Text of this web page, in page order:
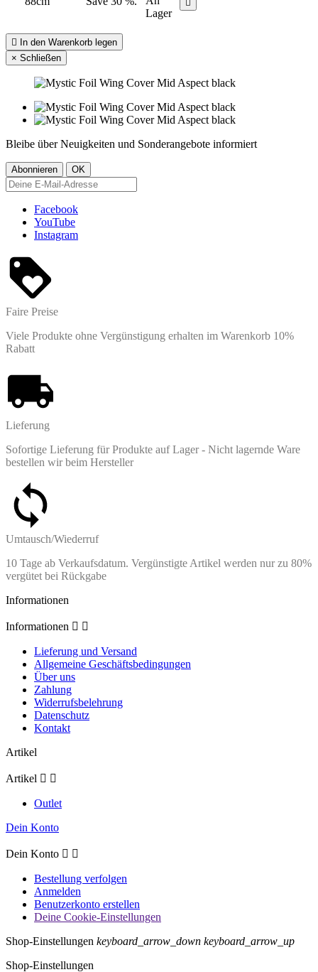
Lager
 In den Warenkorb legen
× Schließen
Bleibe über Neuigkeiten und Sonderangebote informiert
Facebook
YouTube
Instagram
Faire Preise
Viele Produkte ohne Vergünstigung erhalten im Warenkorb 10%
Rabatt
Lieferung
Sofortige Lieferung für Produkte auf Lager - Nicht lagernde Ware
bestellen wir beim Hersteller
Umtausch/Wiederruf
10 Tage ab Verkaufsdatum. Vergünstigte Artikel werden nur zu 80%
vergütet bei Rückgabe
Informationen
Informationen  
Lieferung und Versand
Allgemeine Geschäftsbedingungen
Über uns
Zahlung
Widerrufsbelehrung
Datenschutz
Kontakt
Artikel
Artikel  
Outlet
Dein Konto
Dein Konto  
Bestellung verfolgen
Anmelden
Benutzerkonto erstellen
Deine Cookie-Einstellungen
Shop-Einstellungen keyboard_arrow_down keyboard_arrow_up
Shop-Einstellungen